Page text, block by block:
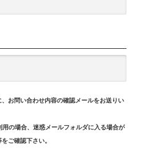
お問い合わせ内容の確認メールをお送りい
の場合、迷惑メールフォルダに入る場合が
ご確認下さい。